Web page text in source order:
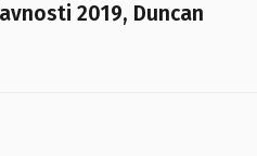
2019, Duncan